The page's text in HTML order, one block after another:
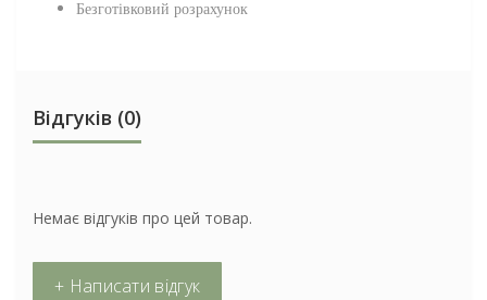
Безготівковий розрахунок
Відгуків (0)
Немає відгуків про цей товар.
+ Написати відгук